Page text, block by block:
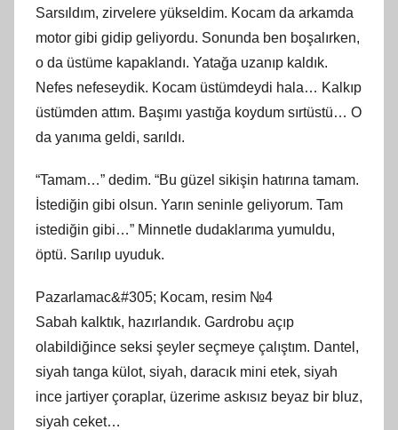
Sarsıldım, zirvelere yükseldim. Kocam da arkamda
motor gibi gidip geliyordu. Sonunda ben boşalırken,
o da üstüme kapaklandı. Yatağa uzanıp kaldık.
Nefes nefeseydik. Kocam üstümdeydi hala… Kalkıp
üstümden attım. Başımı yastığa koydum sırtüstü… O
da yanıma geldi, sarıldı.
“Tamam…” dedim. “Bu güzel sikişin hatırına tamam.
İstediğin gibi olsun. Yarın seninle geliyorum. Tam
istediğin gibi…” Minnetle dudaklarıma yumuldu,
öptü. Sarılıp uyuduk.
Pazarlamac&#305; Kocam, resim №4
Sabah kalktık, hazırlandık. Gardrobu açıp
olabildiğince seksi şeyler seçmeye çalıştım. Dantel,
siyah tanga külot, siyah, daracık mini etek, siyah
ince jartiyer çoraplar, üzerime askısız beyaz bir bluz,
siyah ceket…